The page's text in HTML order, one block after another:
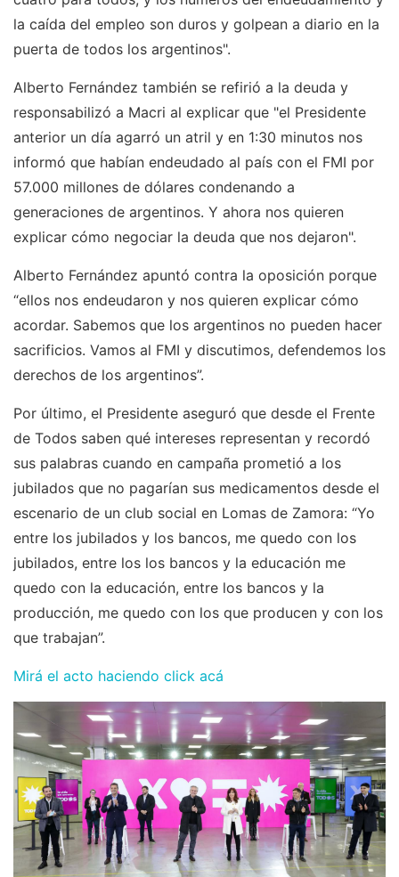
la caída del empleo son duros y golpean a diario en la
puerta de todos los argentinos".
Alberto Fernández también se refirió a la deuda y
responsabilizó a Macri al explicar que "el Presidente
anterior un día agarró un atril y en 1:30 minutos nos
informó que habían endeudado al país con el FMI por
57.000 millones de dólares condenando a
generaciones de argentinos. Y ahora nos quieren
explicar cómo negociar la deuda que nos dejaron".
Alberto Fernández apuntó contra la oposición porque
“ellos nos endeudaron y nos quieren explicar cómo
acordar. Sabemos que los argentinos no pueden hacer
sacrificios. Vamos al FMI y discutimos, defendemos los
derechos de los argentinos”.
Por último, el Presidente aseguró que desde el Frente
de Todos saben qué intereses representan y recordó
sus palabras cuando en campaña prometió a los
jubilados que no pagarían sus medicamentos desde el
escenario de un club social en Lomas de Zamora: “Yo
entre los jubilados y los bancos, me quedo con los
jubilados, entre los los bancos y la educación me
quedo con la educación, entre los bancos y la
producción, me quedo con los que producen y con los
que trabajan”.
Mirá el acto haciendo click acá